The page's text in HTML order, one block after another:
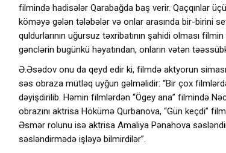
filmində hadisələr Qarabağda baş verir. Qaçqınlar
köməyə gələn tələbələr və onlar arasında bir-birini
quldurlarının uğursuz təxribatının şahidi olması
gənclərin bugünkü həyatından, onların vətən
Ə.Əsədov onu da qeyd edir ki, filmdə aktyorun
səs obraza mütləq uyğun gəlməlidir: “Bir çox
dəyişdirilib. Həmin filmlərdən “Ögey ana” filmində
obrazını aktrisa Hökümə Qurbanova, “Gün keçdi”
Əsmər rolunu isə aktrisa Amaliya Pənahova
səsləndirmədə işləyə bilmirdilər”.